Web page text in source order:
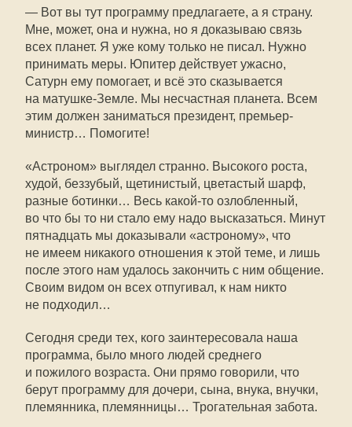
— Вот вы тут программу предлагаете, а я страну.
Мне, может, она и нужна, но я доказываю связь
всех планет. Я уже кому только не писал. Нужно
принимать меры. Юпитер действует ужасно,
Сатурн ему помогает, и всё это сказывается
на матушке-Земле. Мы несчастная планета. Всем
этим должен заниматься президент, премьер-
министр… Помогите!
«Астроном» выглядел странно. Высокого роста,
худой, беззубый, щетинистый, цветастый шарф,
разные ботинки… Весь какой-то озлобленный,
во что бы то ни стало ему надо высказаться. Минут
пятнадцать мы доказывали «астроному», что
не имеем никакого отношения к этой теме, и лишь
после этого нам удалось закончить с ним общение.
Своим видом он всех отпугивал, к нам никто
не подходил…
Сегодня среди тех, кого заинтересовала наша
программа, было много людей среднего
и пожилого возраста. Они прямо говорили, что
берут программу для дочери, сына, внука, внучки,
племянника, племянницы… Трогательная забота.